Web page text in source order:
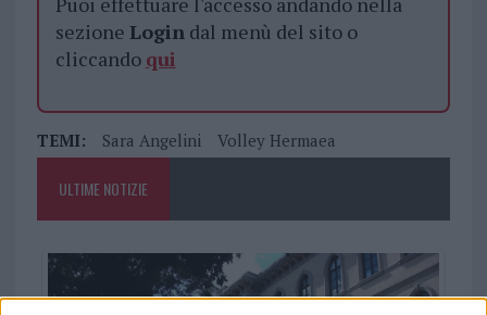
sezione Logindal menù del sito o
cliccando qui
TEMI: Sara Angelini Volley Hermaea
ULTIME NOTIZIE